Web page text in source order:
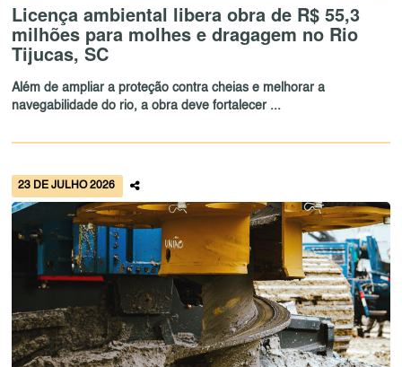
Licença ambiental libera obra de R$ 55,3
milhões para molhes e dragagem no Rio
Tijucas, SC
Além de ampliar a proteção contra cheias e melhorar a
navegabilidade do rio, a obra deve fortalecer ...
23 DE JULHO 2026